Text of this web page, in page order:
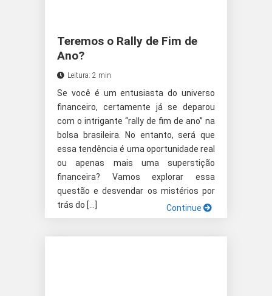
Teremos o Rally de Fim de
Ano?
Leitura: 2 min
Se você é um entusiasta do universo
financeiro, certamente já se deparou
com o intrigante “rally de fim de ano” na
bolsa brasileira. No entanto, será que
essa tendência é uma oportunidade real
ou apenas mais uma superstição
financeira? Vamos explorar essa
questão e desvendar os mistérios por
trás do […]
Continue